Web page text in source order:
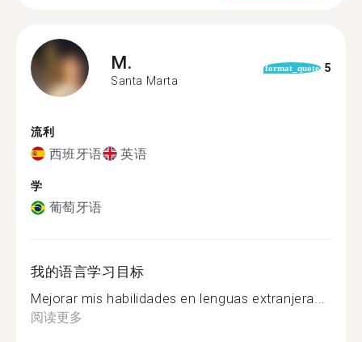
M.
Santa Marta
format_quote 5
流利
西班牙语 英语
学
葡萄牙语
我的语言学习目标
Mejorar mis habilidades en lenguas extranjera...
阅读更多